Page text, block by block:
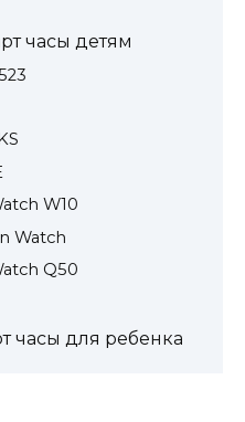
часы детям
W10
Watch
Q50
часы для ребенка